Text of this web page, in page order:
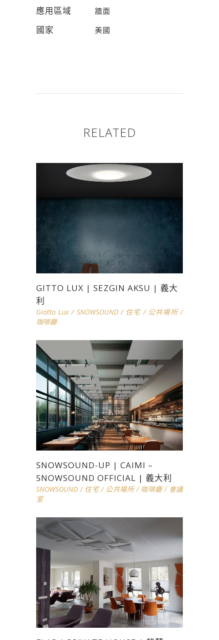
應用區域 牆面
國家 美國
RELATED
GITTO LUX | SEZGIN AKSU | 義大
利
Giotto Lux / SNOWSOUND/ 住宅/ 公共場所/
咖啡廳
SNOWSOUND-UP | CAIMI –
SNOWSOUND OFFICIAL | 義大利
SNOWSOUND / 住宅/ 公共場所/ 咖啡廳/ 會議
室